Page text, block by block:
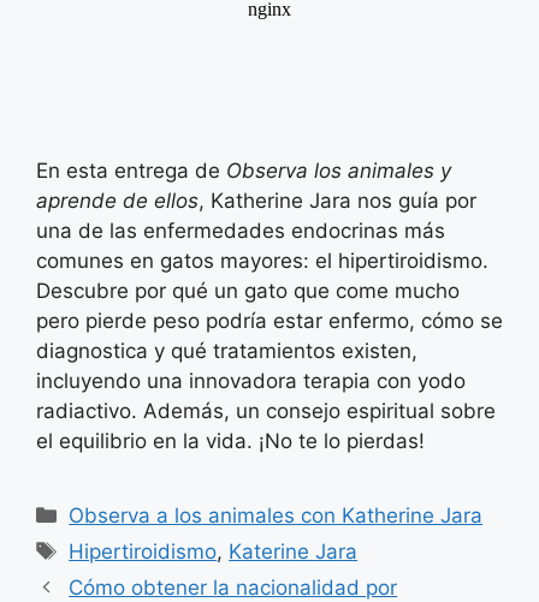
En esta entrega de Observa los animales y
aprende de ellos, Katherine Jara nos guía por
una de las enfermedades endocrinas más
comunes en gatos mayores: el hipertiroidismo.
Descubre por qué un gato que come mucho
pero pierde peso podría estar enfermo, cómo se
diagnostica y qué tratamientos existen,
incluyendo una innovadora terapia con yodo
radiactivo. Además, un consejo espiritual sobre
el equilibrio en la vida. ¡No te lo pierdas!
Categorías
Observa a los animales con Katherine Jara
Etiquetas
Hipertiroidismo, Katerine Jara
Cómo obtener la nacionalidad por